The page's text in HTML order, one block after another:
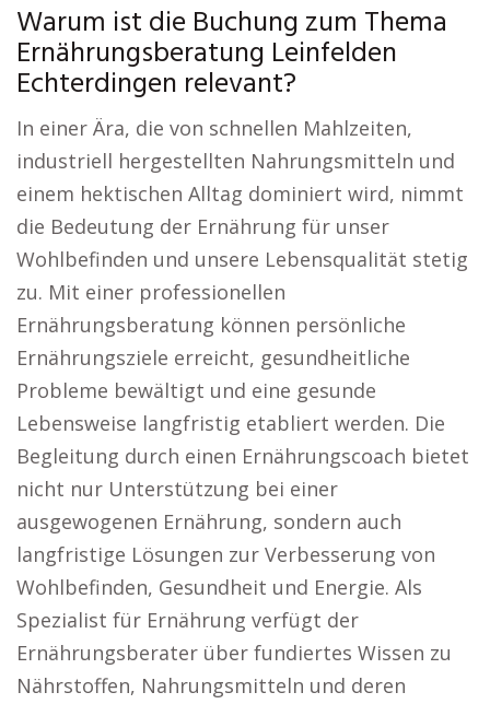
Warum ist die Buchung zum Thema
Ernährungsberatung Leinfelden
Echterdingen relevant?
In einer Ära, die von schnellen Mahlzeiten,
industriell hergestellten Nahrungsmitteln und
einem hektischen Alltag dominiert wird, nimmt
die Bedeutung der Ernährung für unser
Wohlbefinden und unsere Lebensqualität stetig
zu. Mit einer professionellen
Ernährungsberatung können persönliche
Ernährungsziele erreicht, gesundheitliche
Probleme bewältigt und eine gesunde
Lebensweise langfristig etabliert werden. Die
Begleitung durch einen Ernährungscoach bietet
nicht nur Unterstützung bei einer
ausgewogenen Ernährung, sondern auch
langfristige Lösungen zur Verbesserung von
Wohlbefinden, Gesundheit und Energie. Als
Spezialist für Ernährung verfügt der
Ernährungsberater über fundiertes Wissen zu
Nährstoffen, Nahrungsmitteln und deren